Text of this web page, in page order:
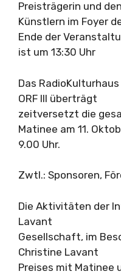
Preisträgerin und den
Künstlern im Foyer
Ende der
ist um 13:30 Uhr
Das
ORF III überträgt
zeitversetzt die
Matinee am 11.
9.00 Uhr.
Zwtl.: Sponsoren,
Die Aktivitäten der
Lavant
Gesellschaft, im
Christine Lavant
Preises mit Matinee